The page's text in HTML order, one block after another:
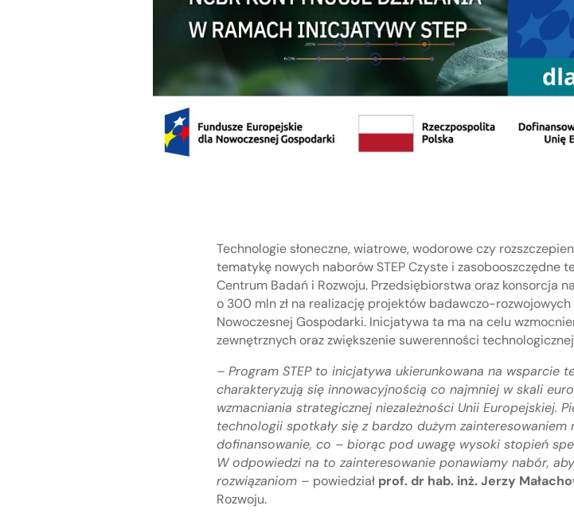
Technologie słoneczne, wiatrowe, wodorowe czy
tematykę nowych naborów STEP Czyste i zasobooszczędne
Centrum Badań i Rozwoju. Przedsiębiorstwa oraz konsorcja
o 300 mln zł na realizację projektów badawczo-
Nowoczesnej Gospodarki. Inicjatywa ta ma na celu
zewnętrznych oraz zwiększenie suwerenności
– Program STEP to inicjatywa ukierunkowana na
charakteryzują się innowacyjnością co najmniej w skali
wzmacniania strategicznej niezależności Unii Europejskiej.
technologii spotkały się z bardzo dużym
dofinansowanie, co – biorąc pod uwagę wysoki stopień
W odpowiedzi na to zainteresowanie ponawiamy nabór,
rozwiązaniom – powiedział prof. dr hab. inż. Jerzy
Rozwoju.